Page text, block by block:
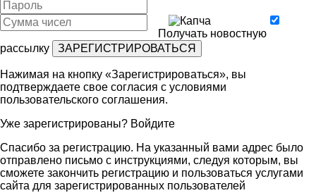
Получать новостную
рассылку
Нажимая на кнопку «Зарегистрироваться», вы
подтверждаете свое согласия с условиями
пользовательского соглашения.
Уже зарегистрированы? Войдите
Спасибо за регистрацию. На указанный вами адрес было
отправлено письмо с инструкциями, следуя которым, вы
сможете закончить регистрацию и пользоваться услугами
сайта для зарегистрированных пользователей